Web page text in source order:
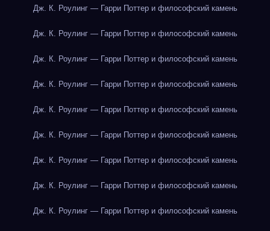
Дж. К. Роулинг — Гарри Поттер и философский камень
Дж. К. Роулинг — Гарри Поттер и философский камень
Дж. К. Роулинг — Гарри Поттер и философский камень
Дж. К. Роулинг — Гарри Поттер и философский камень
Дж. К. Роулинг — Гарри Поттер и философский камень
Дж. К. Роулинг — Гарри Поттер и философский камень
Дж. К. Роулинг — Гарри Поттер и философский камень
Дж. К. Роулинг — Гарри Поттер и философский камень
Дж. К. Роулинг — Гарри Поттер и философский камень